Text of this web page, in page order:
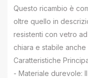
Questo ricambio è
oltre quello in
resistenti con vetro
chiara e stabile
Caratteristiche
- Materiale durevole: